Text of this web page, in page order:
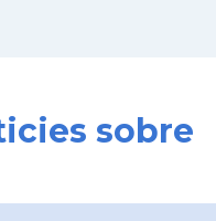
sobre